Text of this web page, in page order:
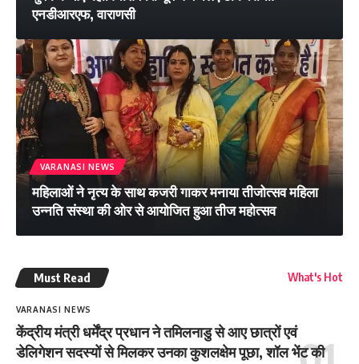
एनडीआरएफ, वाराणसी
VARANASI NEWS
महिलाओं ने नृत्य के साथ कजरी गाकर मनाया तीजोत्सव महिला
उन्नति संस्था की ओर से आयोजित हुआ तीज महोत्सव
Must Read What's Hot
VARANASI NEWS
केंद्रीय मंत्री धर्मेंद्र प्रधान ने तमिलनाडु से आए छात्रों एवं
डेलिगेशन सदस्यों से मिलकर उनका कुशलक्षेम पूछा, शॉल भेंट की